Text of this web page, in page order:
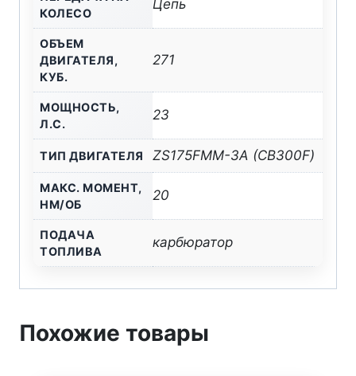
КОЛЕСО
Цепь
ОБЪЕМ
ДВИГАТЕЛЯ,
КУБ.
271
МОЩНОСТЬ,
Л.С.
23
ТИП ДВИГАТЕЛЯ ZS175FMM-3А (CB300F)
МАКС. МОМЕНТ,
НМ/ОБ
20
ПОДАЧА
ТОПЛИВА
карбюратор
Похожие товары